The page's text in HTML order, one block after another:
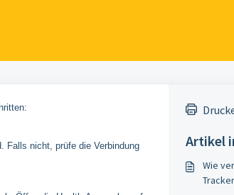
Falls nicht, prüfe die Verbindung
Artikel
Wie